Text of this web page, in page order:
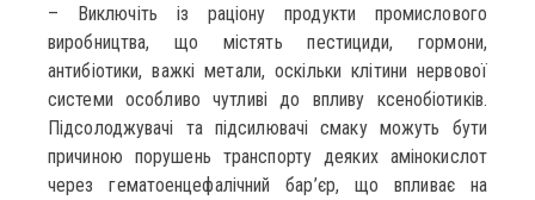
– Виключіть із раціону продукти промислового
виробництва, що містять пестициди, гормони,
антибіотики, важкі метали, оскільки клітини нервової
системи особливо чутливі до впливу ксенобіотиків.
Підсолоджувачі та підсилювачі смаку можуть бути
причиною порушень транспорту деяких амінокислот
через гематоенцефалічний бар’єр, що впливає на